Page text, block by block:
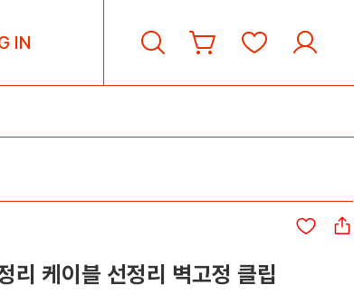
IN
리 케이블 선정리 벽고정 클립